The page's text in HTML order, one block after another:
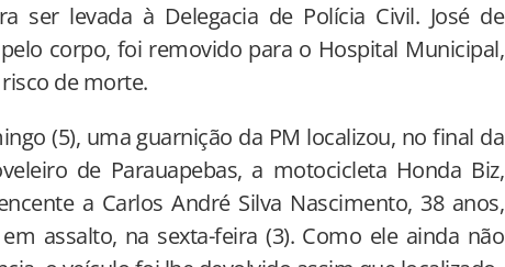
ser levada à Delegacia de Polícia Civil. José de
corpo, foi removido para o Hospital Municipal,
de morte.
(5), uma guarnição da PM localizou, no final da
de Parauapebas, a motocicleta Honda Biz,
a Carlos André Silva Nascimento, 38 anos,
assalto, na sexta-feira (3). Como ele ainda não